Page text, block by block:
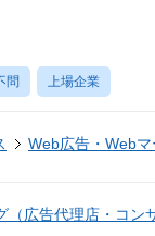
問 上場企業
Web広告・Web
広告代理店・コン